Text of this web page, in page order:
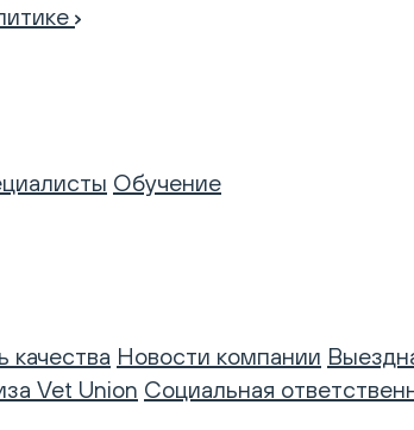
Обучение
качества Новости компании
Vet Union Социальная